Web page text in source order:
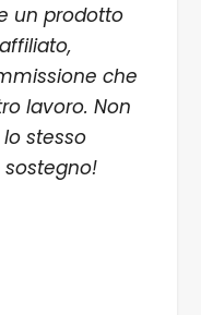
un prodotto
che
lavoro. Non
stesso
sostegno!